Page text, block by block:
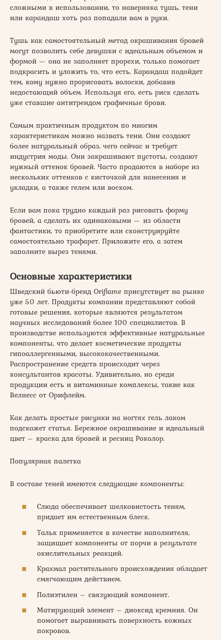
сложными в использовании, то наверняка тушь, тени
или карандаш хоть раз попадали вам в руки.
Тушь как самостоятельный метод окрашивания бровей
могут позволить себе девушки с идеальным объемом и
формой — она не заполняет прорехи, только помогает
подкрасить и уложить то, что есть. Карандаш подойдет
тем, кому нужно прорисовать волоски, добавив
недостающий объем. Используя его, есть риск сделать
уже ставшие антитрендом графичные брови.
Самым практичным продуктом по многим
характеристикам можно назвать тени. Они создают
более натуральный образ, чего сейчас и требует
индустрия моды. Они закрашивают пустоты, создают
нужный оттенок бровей. Часто продаются в наборе из
нескольких оттенков с кисточкой для нанесения и
укладки, а также гелем или воском.
Если вам пока трудно каждый раз рисовать форму
бровей, а сделать их одинаковыми — из области
фантастики, то приобретите или сконструируйте
самостоятельно трафарет. Приложите его, а затем
заполните вырез тенями.
Основные характеристики
Шведский бьюти-бренд Oriflame присутствует на рынке
уже 50 лет. Продукты компании представляют собой
готовые решения, которые являются результатом
научных исследований более 100 специалистов. В
производстве используются эффективные натуральные
компоненты, что делает косметические продукты
гипоаллергенными, высококачественными.
Распространение средств происходит через
консультантов красоты. Удивительно, но среди
продукции есть и витаминные комплексы, такие как
Велнесс от Орифлейм.
Как делать простые рисунки на ногтях гель лаком
подскажет статья. Бережное окрашивание и идеальный
цвет – краска для бровей и ресниц Роколор.
Популярная палетка
В составе теней имеются следующие компоненты:
Слюда обеспечивает шелковистость теням,
придает им естественным блеск.
Тальк применяется в качестве наполнителя,
защищает компоненты от порчи в результате
окислительных реакций.
Крахмал растительного происхождения обладает
смягчающим действием.
Полиэтилен – связующий компонент.
Матирующий элемент – диоксид кремния. Он
помогает выравнивать поверхность кожных
покровов.